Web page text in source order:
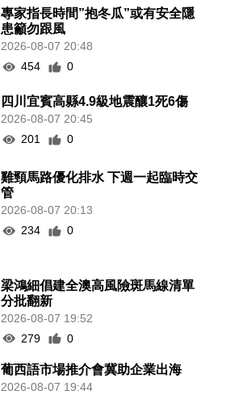
專家指長時間”抱冬瓜”或有安全隱
患籲勿跟風
2026-08-07 20:48
454
0
四川宜賓高縣4.9級地震釀1死6傷
2026-08-07 20:45
201
0
雞頸馬路優化排水 下週一起臨時交
管
2026-08-07 20:13
234
0
梁鴻細倡建全澳高風險斑馬線清單
分批翻新
2026-08-07 19:52
279
0
葡西語市場推介會冀助企業出海
2026-08-07 19:44